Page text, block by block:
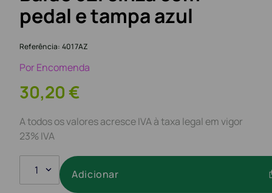
pedal e tampa azul
Referência: 4017AZ
Por Encomenda
30,20€
A todos os valores acresce IVA à taxa legal em vigor
23% IVA
1 Adicionar